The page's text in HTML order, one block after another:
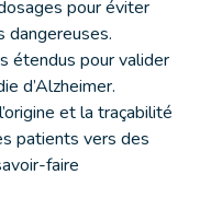
pour éviter
dangereuses.
étendus pour valider
d’Alzheimer.
et la traçabilité
patients vers des
faire